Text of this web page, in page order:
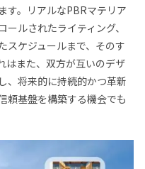
す。リアルなPBRマテリア
ルされたライティング、
スケジュールまで、そのす
はまた、双方が互いのデザ
、将来的に持続的かつ革新
頼基盤を構築する機会でも